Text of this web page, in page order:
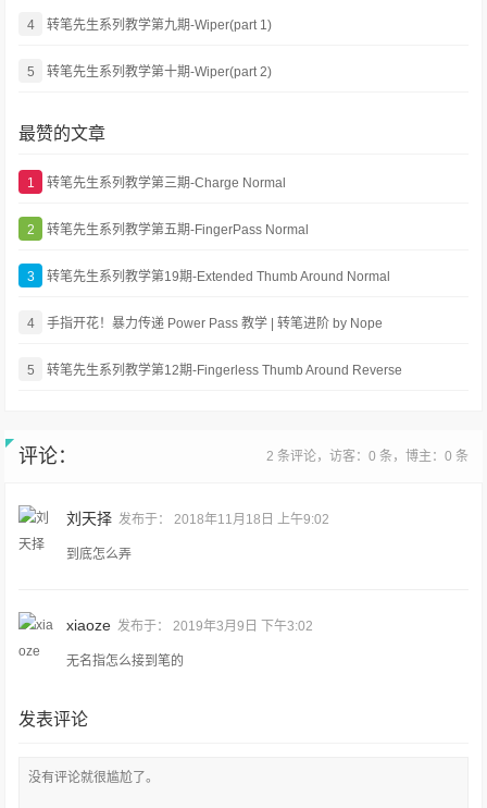
4 转笔先生系列教学第九期-Wiper(part 1)
5 转笔先生系列教学第十期-Wiper(part 2)
最赞的文章
1 转笔先生系列教学第三期-Charge Normal
2 转笔先生系列教学第五期-FingerPass Normal
3 转笔先生系列教学第19期-Extended Thumb Around Normal
4 手指开花！暴力传递 Power Pass 教学 | 转笔进阶 by Nope
5 转笔先生系列教学第12期-Fingerless Thumb Around Reverse
评论： 2 条评论，访客：0 条，博主：0 条
刘天择 发布于：2018年11月18日 上午9:02
到底怎么弄
xiaoze 发布于：2019年3月9日 下午3:02
无名指怎么接到笔的
发表评论